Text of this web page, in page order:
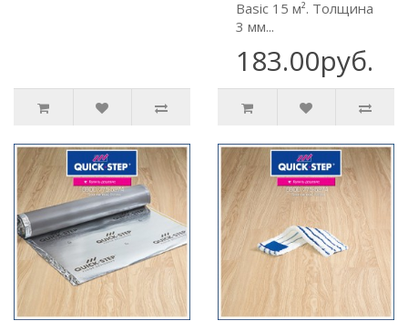
Basic 15 м². Толщина
3 мм...
183.00руб.